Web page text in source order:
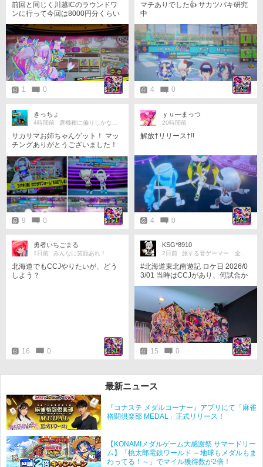
前回と同じく川越ICのラウンドワ
ンに行って今回は8000円分くらい
CCJに入れてきました、2台あった
のが1台に減らされてるので頑張っ
てクレジット入れて護らなきゃ…
という感じ 今日はチアモと紅刃を
ゲット、2人とも可愛いけどスキル
の使い方には慣れが必要なのでし
ばらくはソロで練習かな
1
0
マチありでした👍 サカツバキ研究
中
4 0
きっちょ
4時間前 選機種に偏りしかない多機種勢
サカサマお姉ちゃんゲット！ マッ
チングありがとうございました！
行を見て『すごすぎる…！』と声
が漏れるなど。
9 0
ｙｕ―まっつ
20時間前
解放†リリース†!!
4 0
勇者いちごまる
1日前 みんなに笑顔あれ！
北海道でもCCJやりたいが、どう
しよう？
16 0
KSG*8910
2日前 旅する音ゲーマー 全国制覇挑戦中！
#北海道東北南遊記 ロケ日 2026/0
3/01 当時はCCJがあり、何試合か
プレーしましたが…
15 0
最新ニュース
『コナステ メダルコーナー』アプリにて「麻雀
格闘倶楽部 MEDAL」正式リリース！
【KONAMIメダルゲーム大感謝祭 サマードリー
ム】「桃太郎電鉄ワールド ～地球もメダルもま
わってる！～」でマイル獲得数が2倍！